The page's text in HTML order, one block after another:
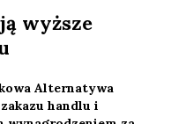
wyższe
Alternatywa
handlu i